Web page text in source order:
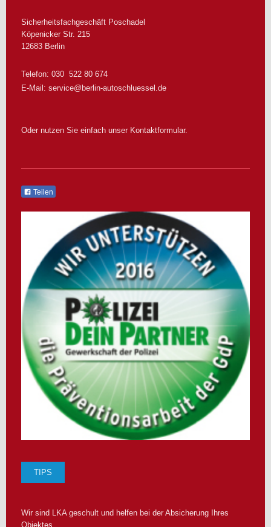
Sicherheitsfachgeschäft Poschadel
Köpenicker Str. 215
12683 Berlin
Telefon: 030 522 80 674
E-Mail: service@berlin-autoschluessel.de
Oder nutzen Sie einfach unser Kontaktformular.
Teilen
TIPS
Wir sind LKA geschult und helfen bei der Absicherung Ihres
Objektes.